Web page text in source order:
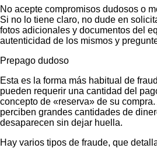
No acepte compromisos dudosos o
Si no lo tiene claro, no dude en
fotos adicionales y documentos del
autenticidad de los mismos y
Prepago dudoso
Esta es la forma más habitual de
pueden requerir una cantidad del
concepto de «reserva» de su
perciben grandes cantidades de
desaparecen sin dejar huella.
Hay varios tipos de fraude, que